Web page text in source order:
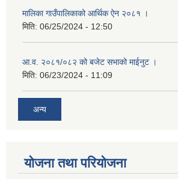
मालिका गाउँपालिकाको आर्थिक ऐन २०८१ ।
मिति: 06/25/2024 - 12:50
आ.व. २०८१/०८२ को बजेट सभाको माईनुट ।
मिति: 06/23/2024 - 11:09
अन्य
योजना तथा परियोजना